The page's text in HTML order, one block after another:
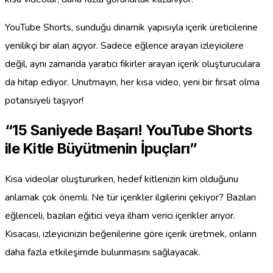
YouTube Shorts, sunduğu dinamik yapısıyla içerik üreticilerine
yenilikçi bir alan açıyor. Sadece eğlence arayan izleyicilere
değil, aynı zamanda yaratıcı fikirler arayan içerik oluşturuculara
da hitap ediyor. Unutmayın, her kısa video, yeni bir fırsat olma
potansiyeli taşıyor!
“15 Saniyede Başarı! YouTube Shorts
ile Kitle Büyütmenin İpuçları”
Kısa videolar oluştururken, hedef kitlenizin kim olduğunu
anlamak çok önemli. Ne tür içerikler ilgilerini çekiyor? Bazıları
eğlenceli, bazıları eğitici veya ilham verici içerikler arıyor.
Kısacası, izleyicinizin beğenilerine göre içerik üretmek, onların
daha fazla etkileşimde bulunmasını sağlayacak.